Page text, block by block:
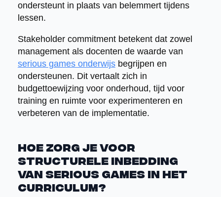
ondersteunt in plaats van belemmert tijdens
lessen.
Stakeholder commitment betekent dat zowel
management als docenten de waarde van
serious games onderwijsbegrijpen en
ondersteunen. Dit vertaalt zich in
budgettoewijzing voor onderhoud, tijd voor
training en ruimte voor experimenteren en
verbeteren van de implementatie.
Hoe zorg je voor
structurele inbedding
van serious games in het
curriculum?